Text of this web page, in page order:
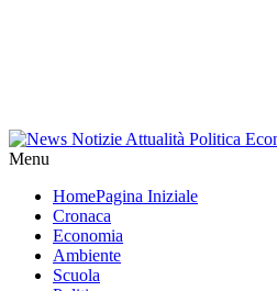
Menu
HomePagina Iniziale
Cronaca
Economia
Ambiente
Scuola